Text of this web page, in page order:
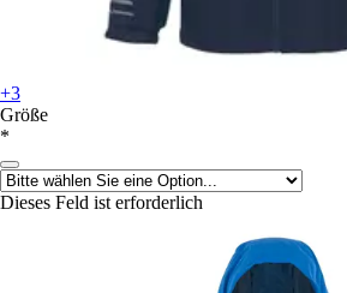
+3
Größe
*
Dieses Feld ist erforderlich